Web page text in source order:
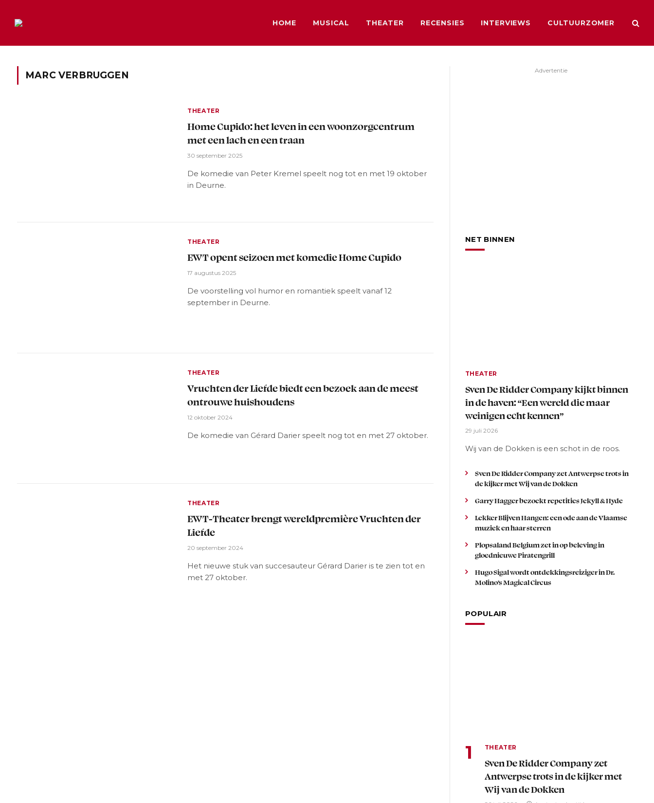
HOME MUSICAL THEATER RECENSIES INTERVIEWS CULTUURZOMER
MARC VERBRUGGEN
THEATER
Home Cupido: het leven in een woonzorgcentrum
met een lach en een traan
30 september 2025
De komedie van Peter Kremel speelt nog tot en met 19 oktober
in Deurne.
THEATER
EWT opent seizoen met komedie Home Cupido
17 augustus 2025
De voorstelling vol humor en romantiek speelt vanaf 12
september in Deurne.
THEATER
Vruchten der Liefde biedt een bezoek aan de meest
ontrouwe huishoudens
12 oktober 2024
De komedie van Gérard Darier speelt nog tot en met 27 oktober.
THEATER
EWT-Theater brengt wereldpremière Vruchten der
Liefde
20 september 2024
Het nieuwe stuk van succesauteur Gérard Darier is te zien tot en
met 27 oktober.
Advertentie
NET BINNEN
THEATER
Sven De Ridder Company kijkt binnen
in de haven: “Een wereld die maar
weinigen echt kennen”
29 juli 2026
Wij van de Dokken is een schot in de roos.
Sven De Ridder Company zet Antwerpse trots in
de kijker met Wij van de Dokken
Garry Hagger bezoekt repetities Jekyll & Hyde
Lekker Blijven Hangen: een ode aan de Vlaamse
muziek en haar sterren
Plopsaland Belgium zet in op beleving in
gloednieuwe Piratengrill
Hugo Sigal wordt ontdekkingsreiziger in Dr.
Molino’s Magical Circus
POPULAIR
THEATER
Sven De Ridder Company zet
Antwerpse trots in de kijker met
Wij van de Dokken